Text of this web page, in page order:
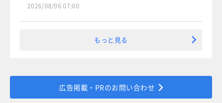
2026/08/06 07:00
もっと見る
広告掲載・PRのお問い合わせ